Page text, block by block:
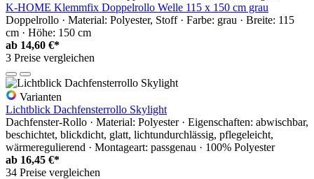
K-HOME Klemmfix Doppelrollo Welle 115 x 150 cm grau
Doppelrollo · Material: Polyester, Stoff · Farbe: grau · Breite: 115
cm · Höhe: 150 cm
ab 14,60 €*
3 Preise vergleichen
Varianten
Lichtblick Dachfensterrollo Skylight
Dachfenster-Rollo · Material: Polyester · Eigenschaften: abwischbar,
beschichtet, blickdicht, glatt, lichtundurchlässig, pflegeleicht,
wärmeregulierend · Montageart: passgenau · 100% Polyester
ab 16,45 €*
34 Preise vergleichen